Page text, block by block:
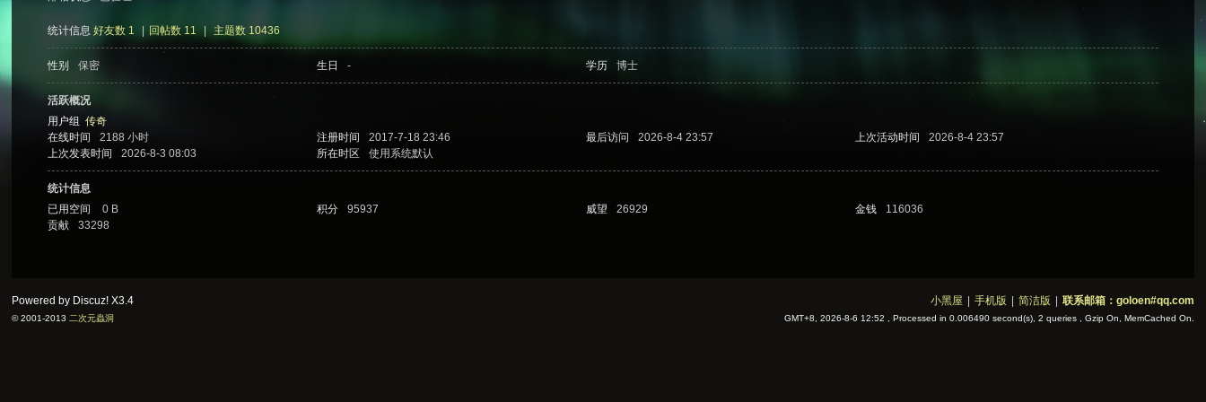
统计信息 好友数 1 回帖数 11 主题数 10436
性别 保密 生日 - 学历 博士
活跃概况
用户组传奇
在线时间
2188 小时 注册时间 2017-7-18 23:46 最后访问 2026-8-4 23:57 上次活动时间
2026-8-4 23:57
上次发表时间
2026-8-3 08:03 所在时区 使用系统默认
统计信息
已用空间
0 B 积分 95937 威望 26929 金钱
116036
贡献
33298
小黑屋 手机版 简洁版 联系邮箱：goloen#qq.com
GMT+8, 2026-8-6 12:52 , Processed in 0.006490 second(s), 2 queries , Gzip On, MemCached On.
Powered by Discuz!X3.4
© 2001-2013 二次元蟲洞